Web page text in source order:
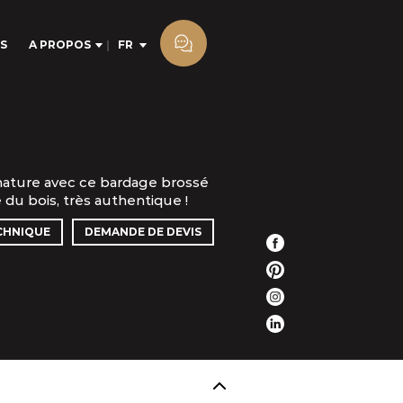
A PROPOS FR
avec ce bardage brossé
du bois, très authentique !
DEMANDE DE DEVIS